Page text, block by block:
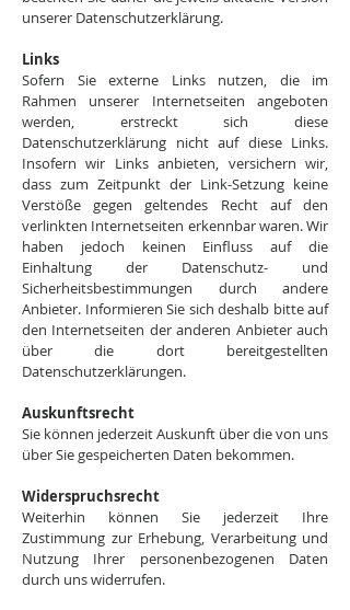
unserer Datenschutzerklärung.
Links
Sofern Sie externe Links nutzen, die im
Rahmen unserer Internetseiten angeboten
werden, erstreckt sich diese
Datenschutzerklärung nicht auf diese Links.
Insofern wir Links anbieten, versichern wir,
dass zum Zeitpunkt der Link-Setzung keine
Verstöße gegen geltendes Recht auf den
verlinkten Internetseiten erkennbar waren. Wir
haben jedoch keinen Einfluss auf die
Einhaltung der Datenschutz- und
Sicherheitsbestimmungen durch andere
Anbieter. Informieren Sie sich deshalb bitte auf
den Internetseiten der anderen Anbieter auch
über die dort bereitgestellten
Datenschutzerklärungen.
Auskunftsrecht
Sie können jederzeit Auskunft über die von uns
über Sie gespeicherten Daten bekommen.
Widerspruchsrecht
Weiterhin können Sie jederzeit Ihre
Zustimmung zur Erhebung, Verarbeitung und
Nutzung Ihrer personenbezogenen Daten
durch uns widerrufen.